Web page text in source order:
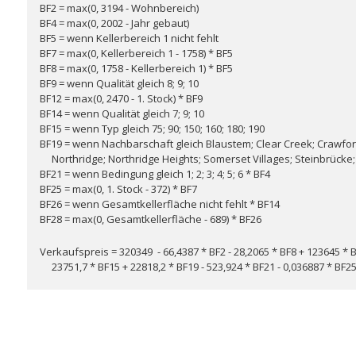
BF2 = max(0, 3194 - Wohnbereich)
BF4 = max(0, 2002 - Jahr gebaut)
BF5 = wenn Kellerbereich 1 nicht fehlt
BF7 = max(0, Kellerbereich 1 - 1758) * BF5
BF8 = max(0, 1758 - Kellerbereich 1) * BF5
BF9 = wenn Qualität gleich 8; 9; 10
BF12 = max(0, 2470 - 1. Stock) * BF9
BF14 = wenn Qualität gleich 7; 9; 10
BF15 = wenn Typ gleich 75; 90; 150; 160; 180; 190
BF19 = wenn Nachbarschaft gleich Blaustem; Clear Creek;
Northridge; Northridge Heights; Somerset Villages;
BF21 = wenn Bedingung gleich 1; 2; 3; 4; 5; 6 * BF4
BF25 = max(0, 1. Stock - 372) * BF7
BF26 = wenn Gesamtkellerfläche nicht fehlt * BF14
BF28 = max(0, Gesamtkellerfläche - 689) * BF26
Verkaufspreis = 320349 - 66,4387 * BF2 - 28,2065 * BF8 + 123645 *
23751,7 * BF15 + 22818,2 * BF19 - 523,924 * BF21 - 0,036887 *